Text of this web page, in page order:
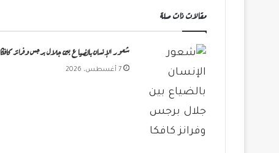
مقالات ذات صلة
شعور الإنسان بالضياع بين جلال برجس وفرانز كافكا
7 أغسطس، 2026